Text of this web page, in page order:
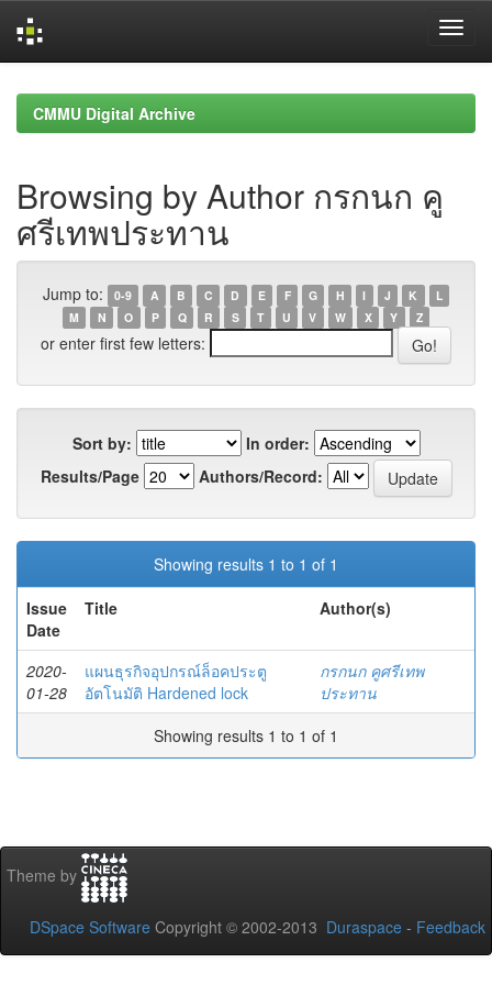
navigationCMMU Digital Archive
Browsing by Author กรกนก คู
ศรีเทพประทาน
Jump to: 0-9 A B C D E F G H I J K
L
M
N O P Q R S T U V W X Y Z
or enter first few letters:
Sort by:
In order:
Results/Page
Authors/Record:
Showing results 1 to 1 of 1
Issue
Date
Title Author(s)
2020-
01-28
แผนธุรกิจอุปกรณ์ล็อคประตู
อัตโนมัติ Hardened lock
กรกนก คูศรีเทพ
ประทาน
Showing results 1 to 1 of 1
Theme by
DSpace Software Copyright © 2002-2013 Duraspace - Feedback